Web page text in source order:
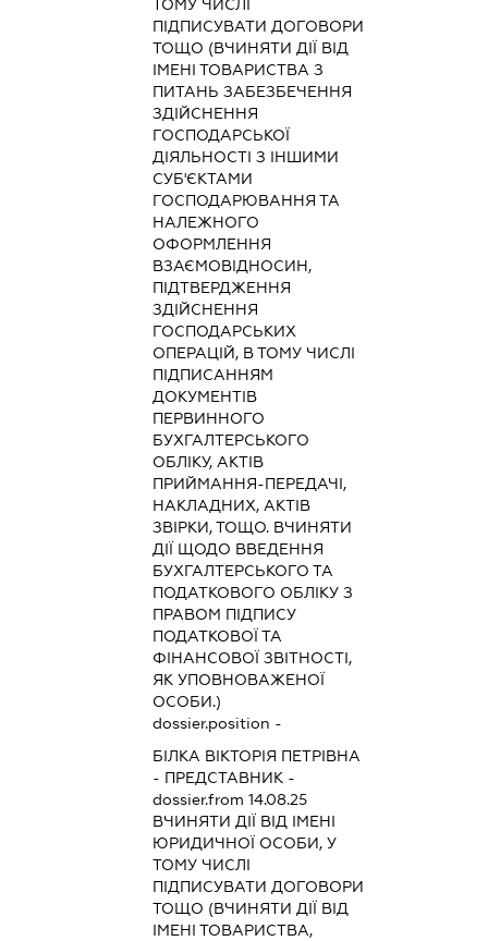
ТОМУ ЧИСЛІ
ПІДПИСУВАТИ ДОГОВОРИ
ТОЩО (ВЧИНЯТИ ДІЇ ВІД
ІМЕНІ ТОВАРИСТВА З
ПИТАНЬ ЗАБЕЗБЕЧЕННЯ
ЗДІЙСНЕННЯ
ГОСПОДАРСЬКОЇ
ДІЯЛЬНОСТІ З ІНШИМИ
СУБ'ЄКТАМИ
ГОСПОДАРЮВАННЯ ТА
НАЛЕЖНОГО
ОФОРМЛЕННЯ
ВЗАЄМОВІДНОСИН,
ПІДТВЕРДЖЕННЯ
ЗДІЙСНЕННЯ
ГОСПОДАРСЬКИХ
ОПЕРАЦІЙ, В ТОМУ ЧИСЛІ
ПІДПИСАННЯМ
ДОКУМЕНТІВ
ПЕРВИННОГО
БУХГАЛТЕРСЬКОГО
ОБЛІКУ, АКТІВ
ПРИЙМАННЯ-ПЕРЕДАЧІ,
НАКЛАДНИХ, АКТІВ
ЗВІРКИ, ТОЩО. ВЧИНЯТИ
ДІЇ ЩОДО ВВЕДЕННЯ
БУХГАЛТЕРСЬКОГО ТА
ПОДАТКОВОГО ОБЛІКУ З
ПРАВОМ ПІДПИСУ
ПОДАТКОВОЇ ТА
ФІНАНСОВОЇ ЗВІТНОСТІ,
ЯК УПОВНОВАЖЕНОЇ
ОСОБИ.)
dossier.position -
БІЛКА ВІКТОРІЯ ПЕТРІВНА
- ПРЕДСТАВНИК -
dossier.from 14.08.25
ВЧИНЯТИ ДІЇ ВІД ІМЕНІ
ЮРИДИЧНОЇ ОСОБИ, У
ТОМУ ЧИСЛІ
ПІДПИСУВАТИ ДОГОВОРИ
ТОЩО (ВЧИНЯТИ ДІЇ ВІД
ІМЕНІ ТОВАРИСТВА,